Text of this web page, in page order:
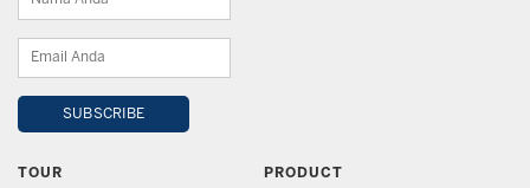
TOUR PRODUCT